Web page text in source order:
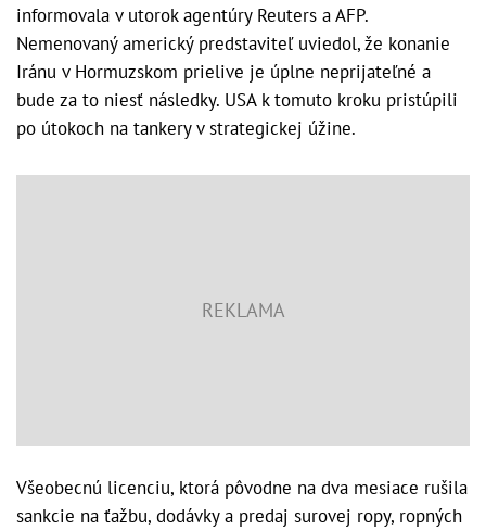
informovala v utorok agentúry Reuters a AFP.
Nemenovaný americký predstaviteľ uviedol, že konanie
Iránu v Hormuzskom prielive je úplne neprijateľné a
bude za to niesť následky. USA k tomuto kroku pristúpili
po útokoch na tankery v strategickej úžine.
Všeobecnú licenciu, ktorá pôvodne na dva mesiace rušila
sankcie na ťažbu, dodávky a predaj surovej ropy, ropných